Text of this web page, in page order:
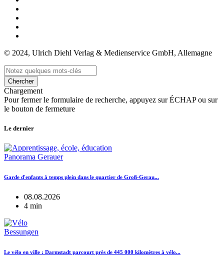
© 2024, Ulrich Diehl Verlag & Medienservice GmbH, Allemagne
Chercher
Chargement
Pour fermer le formulaire de recherche, appuyez sur ÉCHAP ou sur
le bouton de fermeture
Le dernier
Panorama Gerauer
Garde d'enfants à temps plein dans le quartier de Groß-Gerau...
08.08.2026
4 min
Bessungen
Le vélo en ville : Darmstadt parcourt près de 445 000 kilomètres à vélo...